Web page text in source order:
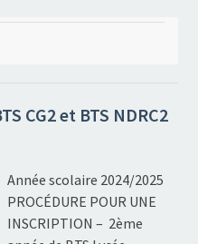
CG2 et BTS NDRC2
Année scolaire 2024/2025
PROCÉDURE POUR UNE
INSCRIPTION – 2ème